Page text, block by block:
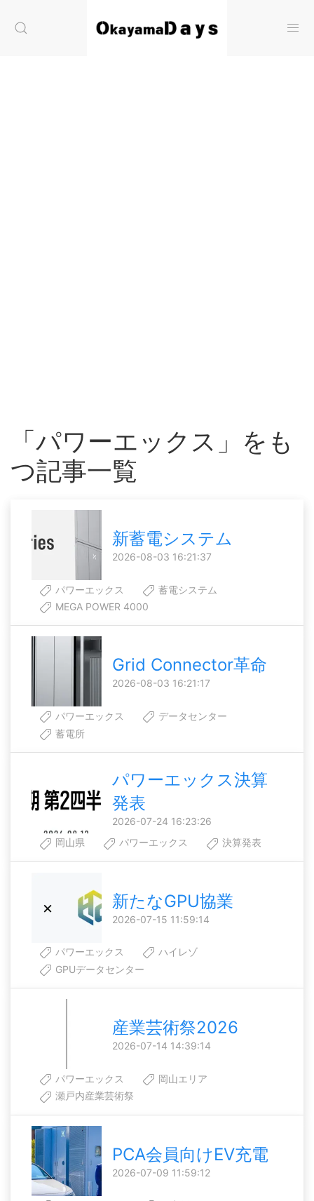
「パワーエックス」をも
つ記事一覧
新蓄電システム
2026-08-03 16:21:37
パワーエックス
蓄電システム
MEGA POWER 4000
Grid Connector革命
2026-08-03 16:21:17
パワーエックス
データセンター
蓄電所
パワーエックス決算
発表
2026-07-24 16:23:26
岡山県
パワーエックス 決算発表
新たなGPU協業
2026-07-15 11:59:14
パワーエックス
ハイレゾ
GPUデータセンター
産業芸術祭2026
2026-07-14 14:39:14
パワーエックス
岡山エリア
瀬戸内産業芸術祭
PCA会員向けEV充電
2026-07-09 11:59:12